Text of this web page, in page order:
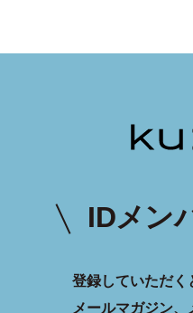
IDメン
登録していただく
メールマガジン